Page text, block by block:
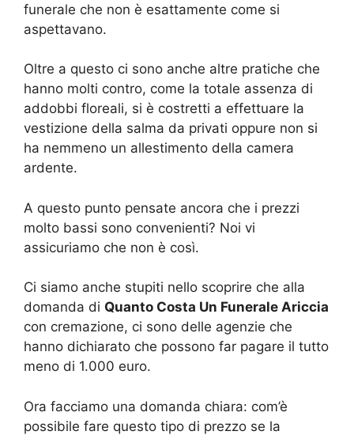
funerale che non è esattamente come si
aspettavano.
Oltre a questo ci sono anche altre pratiche che
hanno molti contro, come la totale assenza di
addobbi floreali, si è costretti a effettuare la
vestizione della salma da privati oppure non si
ha nemmeno un allestimento della camera
ardente.
A questo punto pensate ancora che i prezzi
molto bassi sono convenienti? Noi vi
assicuriamo che non è così.
Ci siamo anche stupiti nello scoprire che alla
domanda di Quanto Costa Un Funerale Ariccia
con cremazione, ci sono delle agenzie che
hanno dichiarato che possono far pagare il tutto
meno di 1.000 euro.
Ora facciamo una domanda chiara: com’è
possibile fare questo tipo di prezzo se la